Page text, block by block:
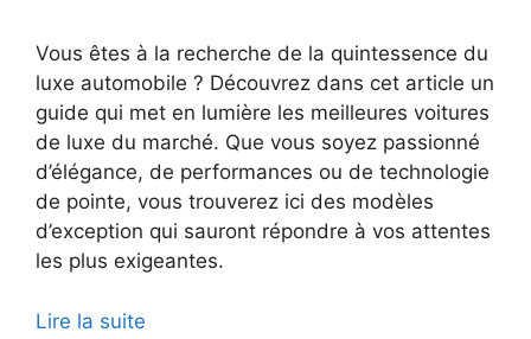
Vous êtes à la recherche de la quintessence du
luxe automobile ? Découvrez dans cet article un
guide qui met en lumière les meilleures voitures
de luxe du marché. Que vous soyez passionné
d’élégance, de performances ou de technologie
de pointe, vous trouverez ici des modèles
d’exception qui sauront répondre à vos attentes
les plus exigeantes.
Lire la suite